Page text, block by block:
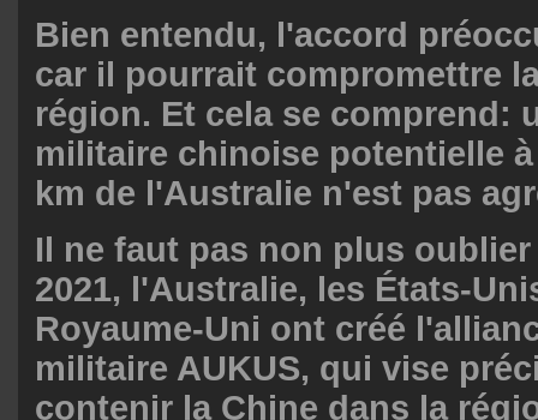
Bien entendu, l'accord
car il pourrait compromettre
région. Et cela se comprend:
militaire chinoise potentielle
km de l'Australie n'est pas
Il ne faut pas non plus
2021, l'Australie, les États-
Royaume-Uni ont créé
militaire AUKUS, qui vise
contenir la Chine dans la